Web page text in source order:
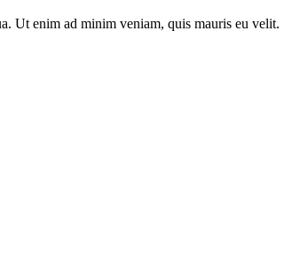
Ut enim ad minim veniam, quis mauris eu velit.